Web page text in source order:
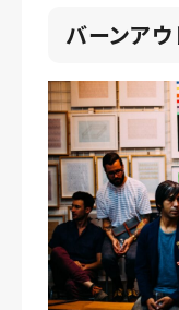
バーンア